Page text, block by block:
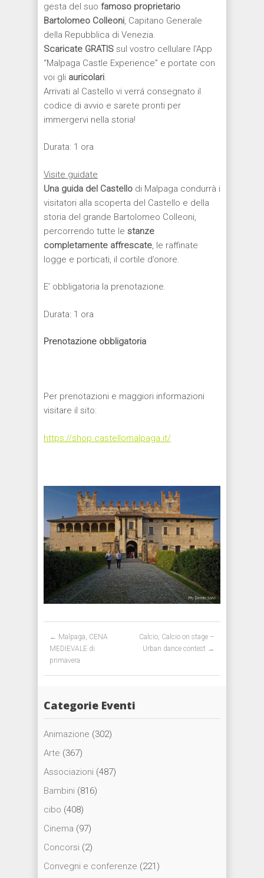
gesta del suo famoso proprietario
Bartolomeo Colleoni , Capitano Generale
della Repubblica di Venezia.
Scaricate GRATIS sul vostro cellulare l’App
“Malpaga Castle Experience” e portate con
voi gli auricolari
Arrivati al Castello vi verrá consegnato il
codice di avvio e sarete pronti per
immergervi nella storia!
Durata: 1 ora
Visite guidate
Una guida del Castello di Malpaga condurrà i
visitatori alla scoperta del Castello e della
storia del grande Bartolomeo Colleoni,
percorrendo tutte le stanze
completamente affrescate , le raffinate
logge e porticati, il cortile d’onore.
E’ obbligatoria la prenotazione.
Durata: 1 ora
Prenotazione obbligatoria
Per prenotazioni e maggiori informazioni
visitare il sito:
https://shop.castellomalpaga.it/
← Malpaga, CENA
MEDIEVALE di
primavera
Calcio, Calcio on stage –
Urban dance contest →
Categorie Eventi
Animazione (302)
Arte (367)
Associazioni (487)
Bambini (816)
cibo (408)
Cinema (97)
Concorsi (2)
Convegni e conferenze (221)